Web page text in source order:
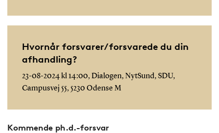
Hvornår forsvarer/forsvarede du din
afhandling?
23-08-2024 kl 14:00, Dialogen, NytSund, SDU,
Campusvej 55, 5230 Odense M
Kommende ph.d.-forsvar